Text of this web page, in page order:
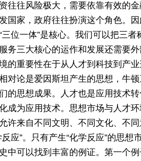
往往风险极大，需要依靠有效的
国家，政府往往扮演这个角色。
位一体”是核心。我们可以把三者
务三大核心的运作和发展还需要
的重要性在于从人才到科技到产
对论是爱因斯坦产生的思想，牛
的思想成果。人才也是应用技术
成为应用技术。思想市场与人才
许来自不同文明、不同文化、不
应”。只有产生“化学反应”的思
中可以找到丰富的例证。第一个